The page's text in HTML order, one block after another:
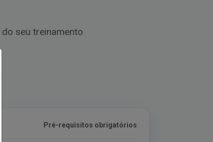
seu treinamento
Controle de validade